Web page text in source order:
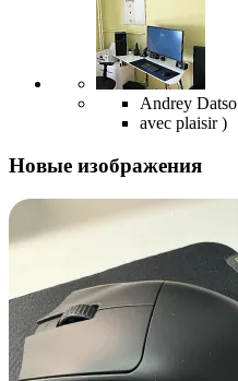
Andrey Datso
avec plaisir )
Новые изображения